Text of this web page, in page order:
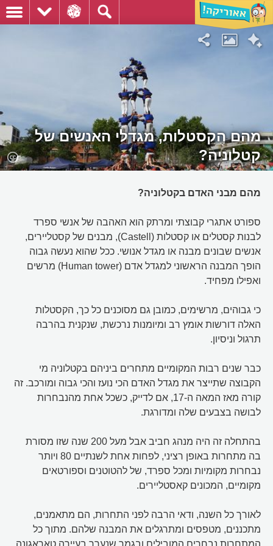
מהם הקסטלות, מגדלי האנשים של
קטלוניה?
מהם מבני האדם בקטלוניה?
ספורט אתגרי קבוצתי ומרתק הוא האהבה של אנשי ספרד
לבנות קסטלים או קסטלות (Castell), מבנים של קסטליירים,
אנשים שבונים מבנה או מגדל אנושי. ככל שהוא נעשה גבוה
הופך המבנה הראשוני למגדל אדם (Human tower) מרשים
ואפילו מפחיד.
כי גבוהים, מרשימים, כמובן גם מסוכנים כל כך, הקסטלות
האלה דורשות אומץ רב ומיומנות נרכשת, שנקנית בהרבה
תרגול וניסיון.
כבר שנים רבות המקומיים מתחרים ביניהם בקטלוניה מי
הקבוצה שתייצר את מגדל האדם הכי נועז והכי גבוה ומורכב. זה
קורה מאז המאה ה-17, אם לדייק, כשכל אחת מהנבחרות
לבושה בצבעים שלה ומדורגת.
בהתחלה זה היה מנהג חביב אבל מעל 200 שנה שזו מסורת
בה מתחרות באופן רציני, לפחות אחת לשנתיים 80 ויותר
נבחרות מקומיות ומכל ספרד, של להטוטנים וספורטאים
מקומיים, המכונים קאסטליירים.
לאורך כל השנה, ודאי הרבה לפני התחרות, הם מתאמנים,
מתכננים, מטפסים ומתרגלים את המבנה שלהם. מתוך כל
המתחרות נבחרים המובילים ובגמר שנערך בעיירה טאראגונה